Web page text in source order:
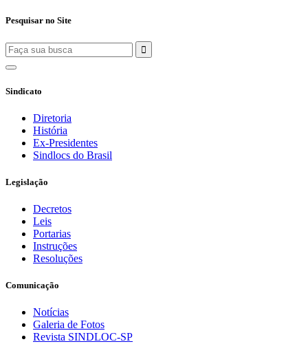
Pesquisar no Site
Sindicato
Diretoria
História
Ex-Presidentes
Sindlocs do Brasil
Legislação
Decretos
Leis
Portarias
Instruções
Resoluções
Comunicação
Notícias
Galeria de Fotos
Revista SINDLOC-SP